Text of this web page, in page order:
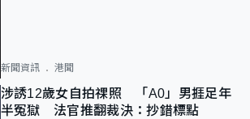
新聞資訊 港聞
涉誘12歲女自拍祼照 「A0」男捱足年
半冤獄 法官推翻裁決：抄錯標點